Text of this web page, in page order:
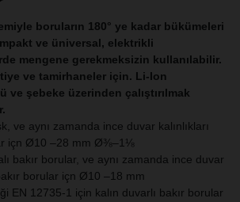
boruların 180° ye kadar bükümeleri
ve üniversal, elektrikli
mengene gerekmeksizin kullanılabilir.
ve tamirhaneler için. Li-Ion
ve şebeke üzerinden çalıştırılmak
ve aynı zamanda ince duvar kalınlıkları
içn Ø10 –28 mm Ø⅜–1⅛
bakır borular, ve aynı zamanda ince duvar
borular içn Ø10 –18 mm
EN 12735-1 için kalın duvarlı bakır borular